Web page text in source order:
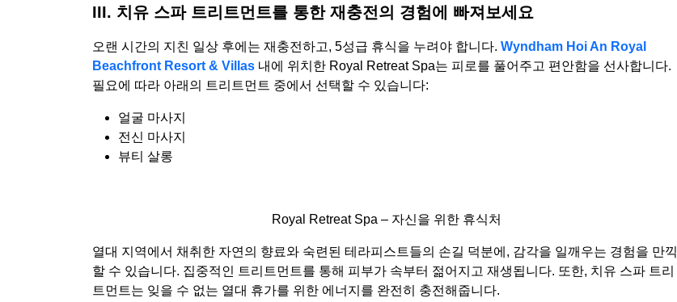
III. 치유 스파 트리트먼트를 통한 재충전의 경험에 빠져보세요
오랜 시간의 지친 일상 후에는 재충전하고, 5성급 휴식을 누려야 합니다. Wyndham Hoi An Royal
Beachfront Resort & Villas 내에 위치한 Royal Retreat Spa는 피로를 풀어주고 편안함을 선사합니다.
필요에 따라 아래의 트리트먼트 중에서 선택할 수 있습니다:
얼굴 마사지
전신 마사지
뷰티 살롱
Royal Retreat Spa – 자신을 위한 휴식처
열대 지역에서 채취한 자연의 향료와 숙련된 테라피스트들의 손길 덕분에, 감각을 일깨우는 경험을 만끽
할 수 있습니다. 집중적인 트리트먼트를 통해 피부가 속부터 젊어지고 재생됩니다. 또한, 치유 스파 트리
트먼트는 잊을 수 없는 열대 휴가를 위한 에너지를 완전히 충전해줍니다.